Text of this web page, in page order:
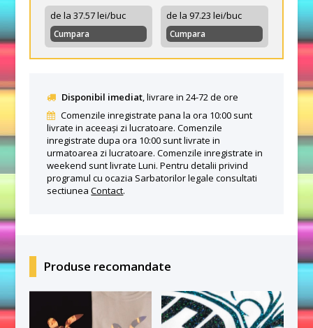
de la 37.57 lei/buc
Cumpara
de la 97.23 lei/buc
Cumpara
Disponibil imediat, livrare in 24-72 de ore
Comenzile inregistrate pana la ora 10:00 sunt
livrate in aceeași zi lucratoare. Comenzile
inregistrate dupa ora 10:00 sunt livrate in
urmatoarea zi lucratoare. Comenzile inregistrate in
weekend sunt livrate Luni. Pentru detalii privind
programul cu ocazia Sarbatorilor legale consultati
sectiuneaContact.
Produse recomandate